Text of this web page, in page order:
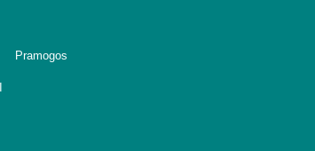
Pramogos